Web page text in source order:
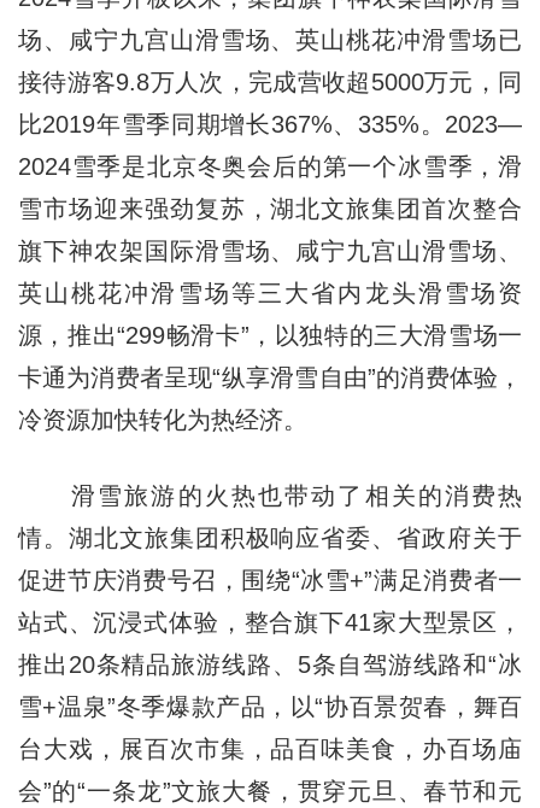
场、咸宁九宫山滑雪场、英山桃花冲滑雪场已
接待游客9.8万人次，完成营收超5000万元，同
比2019年雪季同期增长367%、335%。2023—
2024雪季是北京冬奥会后的第一个冰雪季，滑
雪市场迎来强劲复苏，湖北文旅集团首次整合
旗下神农架国际滑雪场、咸宁九宫山滑雪场、
英山桃花冲滑雪场等三大省内龙头滑雪场资
源，推出“299畅滑卡”，以独特的三大滑雪场一
卡通为消费者呈现“纵享滑雪自由”的消费体验，
冷资源加快转化为热经济。
滑雪旅游的火热也带动了相关的消费热
情。湖北文旅集团积极响应省委、省政府关于
促进节庆消费号召，围绕“冰雪+”满足消费者一
站式、沉浸式体验，整合旗下41家大型景区，
推出20条精品旅游线路、5条自驾游线路和“冰
雪+温泉”冬季爆款产品，以“协百景贺春，舞百
台大戏，展百次市集，品百味美食，办百场庙
会”的“一条龙”文旅大餐，贯穿元旦、春节和元